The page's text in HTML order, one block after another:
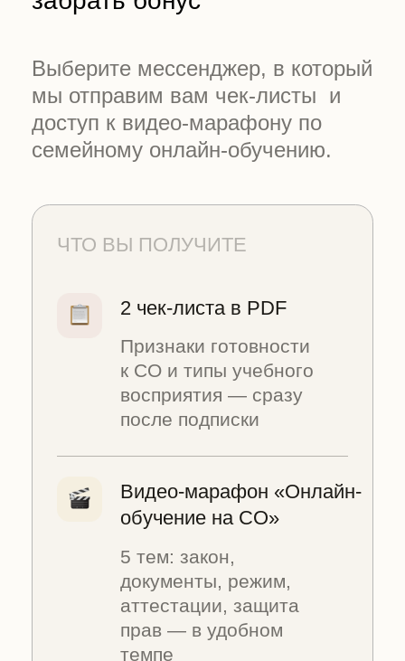
2 чек-листа в PDF
Признаки готовности
к СО и типы учебного
восприятия — сразу
ЧТО ВЫ ПОЛУЧИТЕ
обучение на СО»
Шаблон
уведомления о СО
аттестации, защита
темпе
юридически корректный
марафона